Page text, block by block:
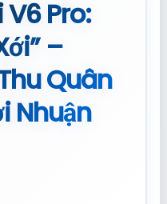
V6 Pro:
–
Quân
Nhuận